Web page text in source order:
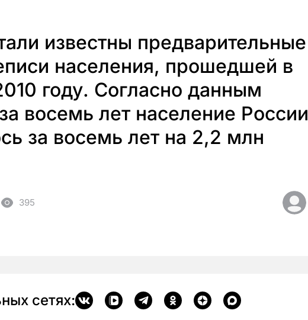
известны предварительные
населения, прошедшей в
году. Согласно данным
восемь лет население России
за восемь лет на 2,2 млн
395
сетях: